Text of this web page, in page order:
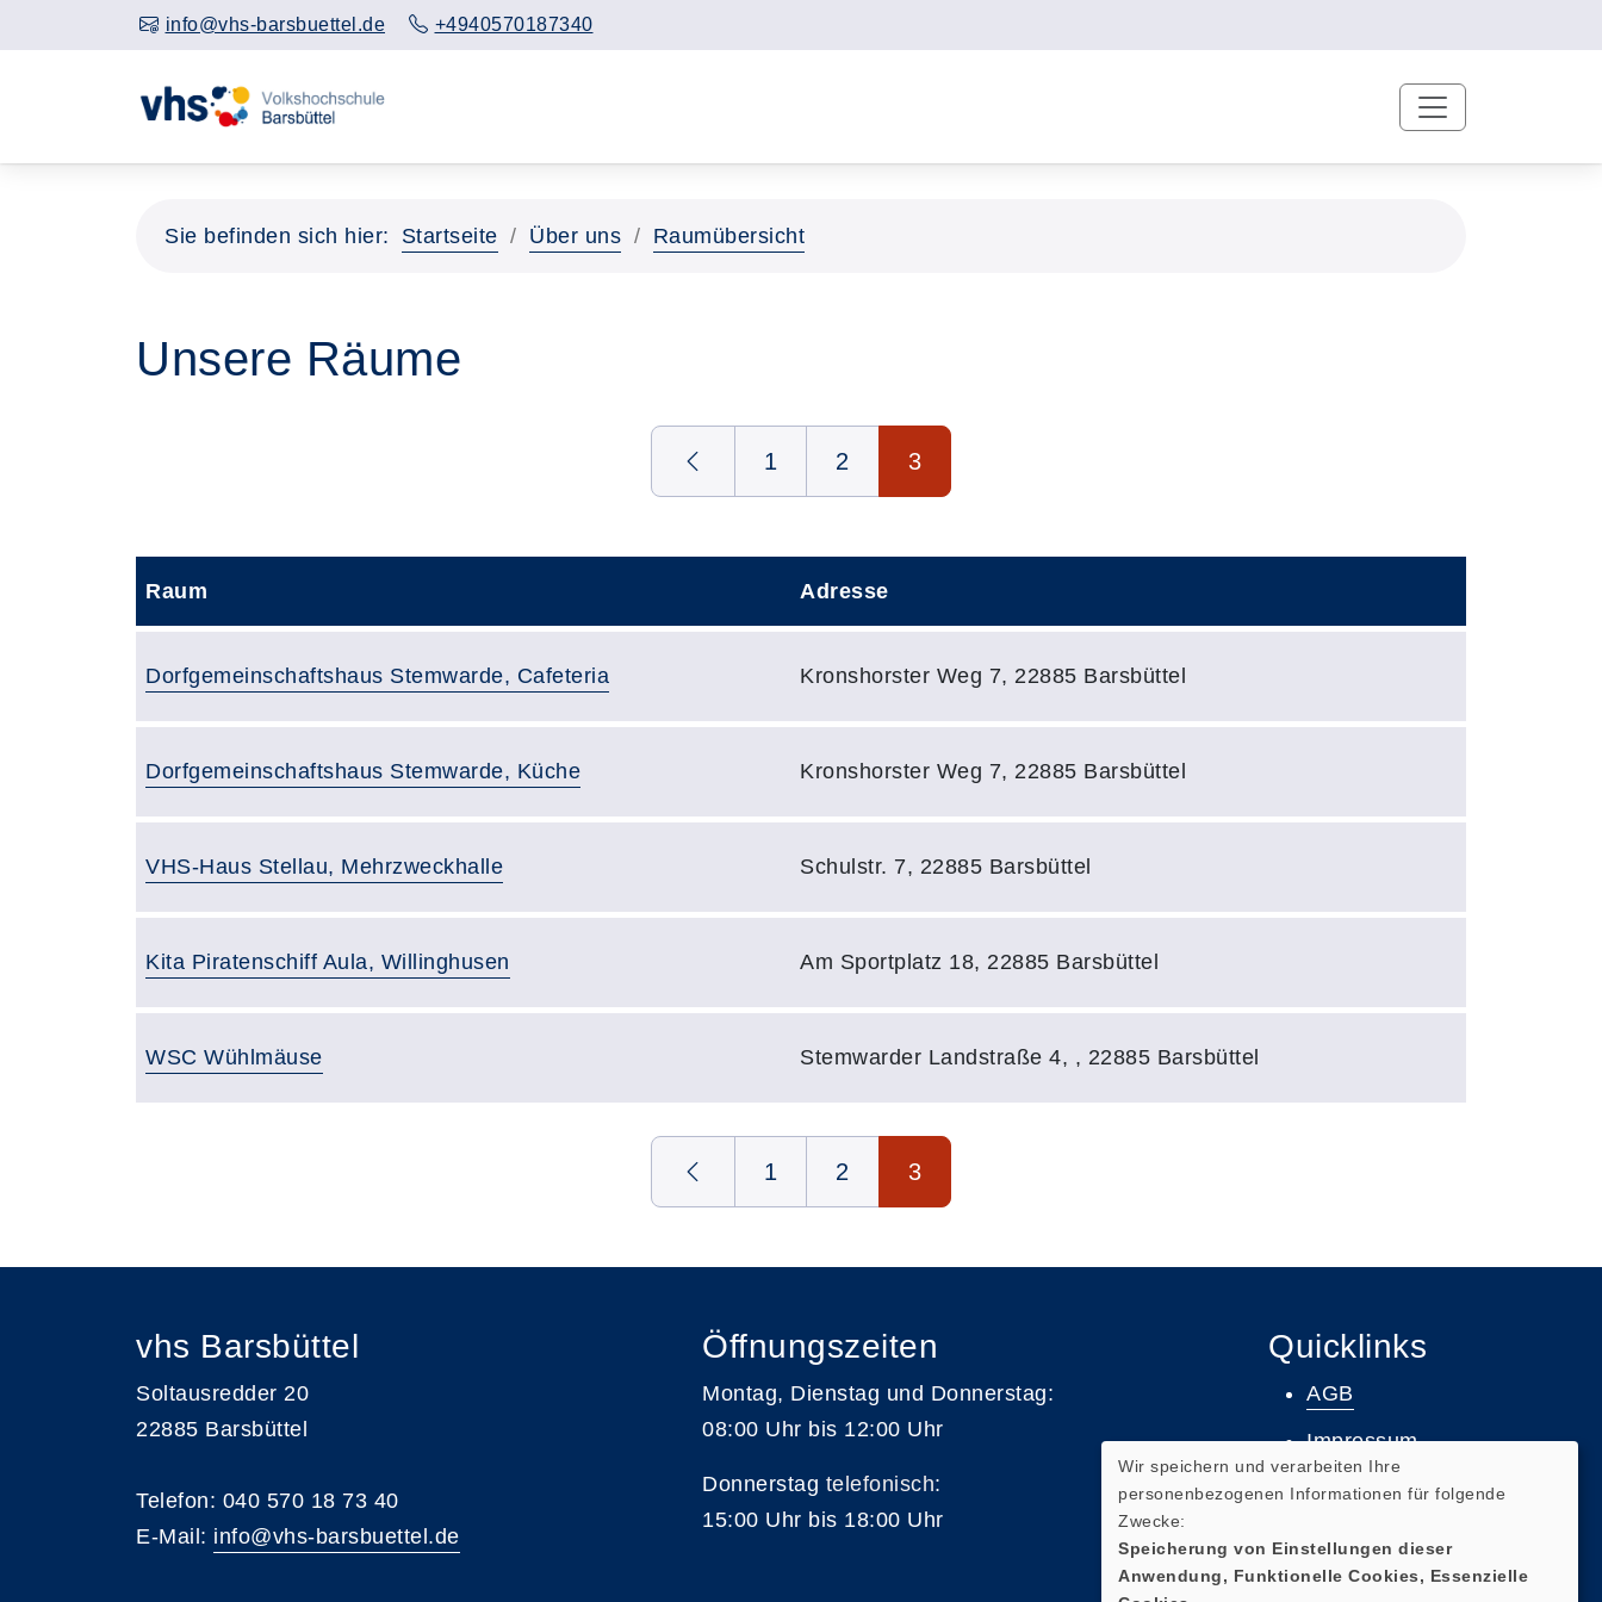
info@vhs-barsbuettel.de +4940570187340
Sie befinden sich hier: Startseite Über uns Raumübersicht
Unsere Räume
1 2 3
Raum Adresse
Raumbezeichnung:
Dorfgemeinschaftshaus Stemwarde, Cafeteria Adresse:
Kronshorster Weg 7, 22885 Barsbüttel
Raumbezeichnung:
Dorfgemeinschaftshaus Stemwarde, Küche Adresse:
Kronshorster Weg 7, 22885 Barsbüttel
Raumbezeichnung:
VHS-Haus Stellau, Mehrzweckhalle Adresse:
Schulstr. 7, 22885 Barsbüttel
Raumbezeichnung:
Kita Piratenschiff Aula, Willinghusen Adresse:
Am Sportplatz 18, 22885 Barsbüttel
Raumbezeichnung:
WSC Wühlmäuse Adresse:
Stemwarder Landstraße 4, , 22885 Barsbüttel
1 2 3
vhs Barsbüttel
Soltausredder 20
22885 Barsbüttel
Telefon: 040 570 18 73 40
E-Mail: info@vhs-barsbuettel.de
Öffnungszeiten
Montag, Dienstag und Donnerstag:
08:00 Uhr bis 12:00 Uhr
Donnerstag telefonisch:
15:00 Uhr bis 18:00 Uhr
Quicklinks
AGB
Impressum
Datenschutz
Widerruf
Barrierefreiheit
Wir speichern und verarbeiten Ihre
personenbezogenen Informationen für folgende
Zwecke:
Speicherung von Einstellungen dieser
Anwendung, Funktionelle Cookies, Essenzielle